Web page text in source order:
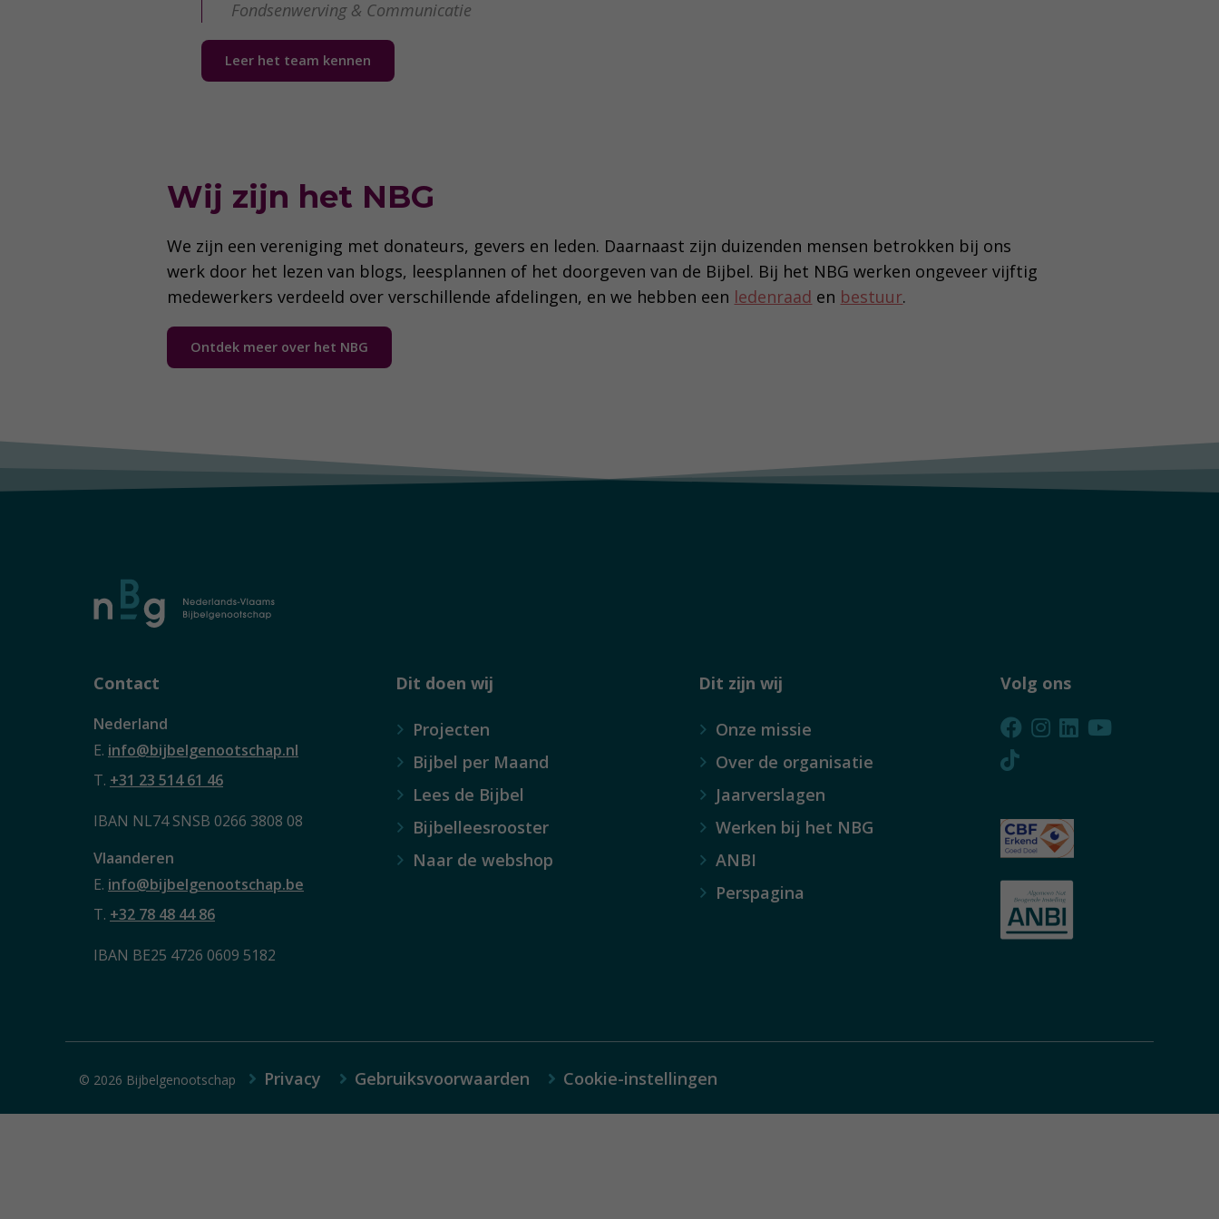
Fondsenwerving & Communicatie
Leer het team kennen
Wij zijn het NBG
We zijn een vereniging met donateurs, gevers en leden. Daarnaast zijn duizenden mensen betrokken bij ons
werk door het lezen van blogs, leesplannen of het doorgeven van de Bijbel. Bij het NBG werken ongeveer vijftig
medewerkers verdeeld over verschillende afdelingen, en we hebben een ledenraad en bestuur.
Ontdek meer over het NBG
Contact
Nederland
E. info@bijbelgenootschap.nl
T. +31 23 514 61 46
IBAN NL74 SNSB 0266 3808 08
Vlaanderen
E. info@bijbelgenootschap.be
T. +32 78 48 44 86
IBAN BE25 4726 0609 5182
Dit doen wij
Projecten
Bijbel per Maand
Lees de Bijbel
Bijbelleesrooster
Naar de webshop
Dit zijn wij
Onze missie
Over de organisatie
Jaarverslagen
Werken bij het NBG
ANBI
Perspagina
Volg ons
© 2026 Bijbelgenootschap Privacy Gebruiksvoorwaarden Cookie-instellingen